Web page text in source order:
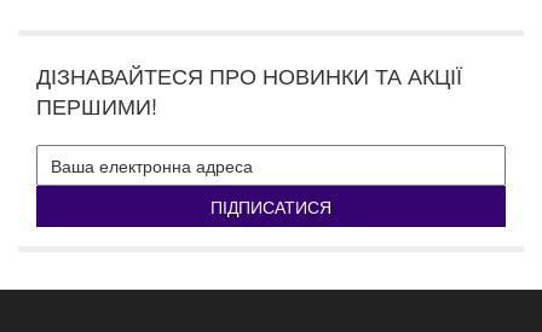
ДІЗНАВАЙТЕСЯ ПРО НОВИНКИ ТА АКЦІЇ
ПЕРШИМИ!
ПІДПИСАТИСЯ